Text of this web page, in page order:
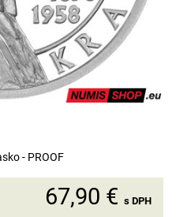
- PROOF
67,90 € s DPH